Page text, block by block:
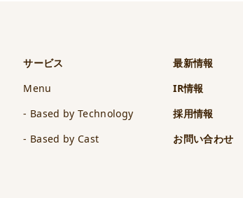
サービス
Menu
- Based by Technology
- Based by Cast
最新情報
IR情報
採用情報
お問い合わせ